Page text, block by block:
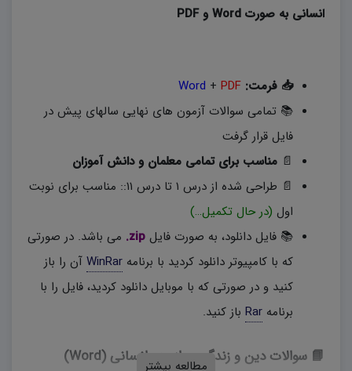
انسانی به صورت Word و PDF
📥 فرمت: Word + PDF
📚 تمامی سوالات آزمون های نهایی سالهای پیش در
فایل قرار گرفت
📄 مناسب برای تمامی معلمان و دانش آموزان
📄 طراحی شده از درس ۱ تا درس ۱۱:: مناسب برای نوبت
اول (در حال تکمیل…)
📚 فایل دانلود، به صورت فایل zip. می باشد. در صورتی
که با کامپیوتر دانلود کردید با برنامه WinRar آن را باز
کنید و در صورتی که با موبایل دانلود کردید، فایل را با
برنامه Rar باز کنید.
📘 سوالات دین و زندگی دوازدهم انسانی (Word)
مطالعه بیشتر